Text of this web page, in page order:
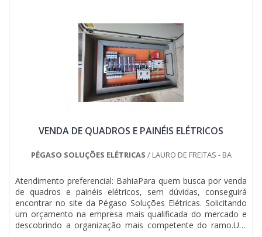
elétricas. Com foco na experiência dos clientes, oferece
itens variados como qgbt elétrica e quadro elétrico industrial
com ótima qualidade e proteção.A empresa conta com um
time de profissionais qualificados para o serviço, além de
investir em equipamentos modernos, que se ajustam a
qualquer necessidade. A Jumper Soluções Industriais é uma
empresa que tem sido apontada de forma positiva no
segmento pela seriedade e qualidade que fecha o ciclo de
VENDA DE QUADROS E PAINÉIS ELÉTRICOS
PÉGASO SOLUÇÕES ELÉTRICAS / LAURO DE FREITAS - BA
Atendimento preferencial: BahiaPara quem busca por venda
de quadros e painéis elétricos, sem dúvidas, conseguirá
encontrar no site da Pégaso Soluções Elétricas. Solicitando
um orçamento na empresa mais qualificada do mercado e
descobrindo a organização mais competente do ramo.UM